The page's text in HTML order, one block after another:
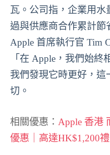
瓦。公司指，企業用水
過與供應商合作累計節
Apple 首席執行官 Tim
「在 Apple，我們始
我們發現它時更好，
切。
相關優惠： Apple 香港
優惠｜高達HK$1,200禮